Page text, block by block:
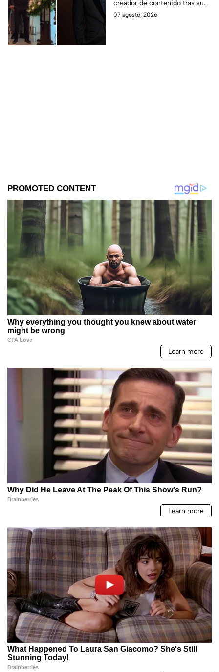
en su funeral
creador de contenido tras su
fallecimiento.
07 agosto, 2026